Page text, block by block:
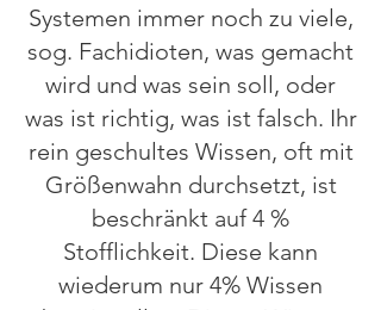
Systemen immer noch zu viele,
sog. Fachidioten, was gemacht
wird und was sein soll, oder
was ist richtig, was ist falsch. Ihr
rein geschultes Wissen, oft mit
Größenwahn durchsetzt, ist
beschränkt auf 4 %
Stofflichkeit. Diese kann
wiederum nur 4% Wissen